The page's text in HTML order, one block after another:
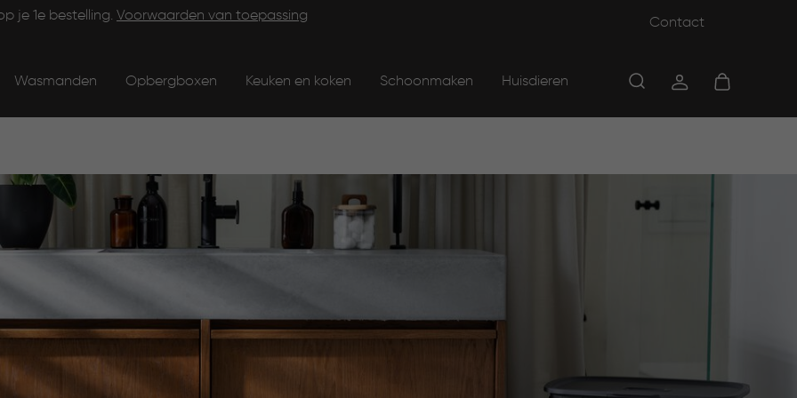
je 1e bestelling. Voorwaarden van toepassing Contact
Wasmanden Opbergboxen Keuken en koken Schoonmaken Huisdieren